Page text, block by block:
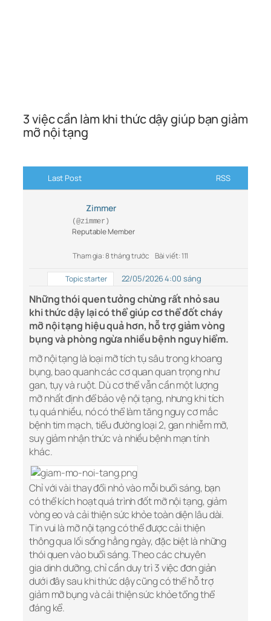
3 việc cần làm khi thức dậy giúp bạn giảm
mỡ nội tạng
Last Post RSS
Zimmer
(@zimmer)
Reputable Member
Tham gia: 8 tháng trước Bài viết: 111
Topic starter 22/05/2026 4:00 sáng
Những thói quen tưởng chừng rất nhỏ sau
khi thức dậy lại có thể giúp cơ thể đốt cháy
mỡ nội tạng hiệu quả hơn, hỗ trợ giảm vòng
bụng và phòng ngừa nhiều bệnh nguy hiểm.
mỡ nội tạnglà loại mỡ tích tụ sâu trong khoang
bụng, bao quanh các cơ quan quan trọng như
gan, tụy và ruột. Dù cơ thể vẫn cần một lượng
mỡ nhất định để bảo vệ nội tạng, nhưng khi tích
tụ quá nhiều, nó có thể làm tăng nguy cơ mắc
bệnh tim mạch, tiểu đường loại 2, gan nhiễm mỡ,
suy giảm nhận thức và nhiều bệnh mạn tính
khác.
Chỉ với vài thay đổi nhỏ vào mỗi buổi sáng, bạn
có thể kích hoạt quá trình đốt mỡ nội tạng, giảm
vòng eo và cải thiệnsức khỏetoàn diện lâu dài.
Tin vui là mỡ nội tạng có thể được cải thiện
thông qua lối sống hằng ngày, đặc biệt là những
thói quen vào buổi sáng. Theo cácchuyên
giadinh dưỡng, chỉ cần duy trì 3 việc đơn giản
dưới đây sau khi thức dậy cũng có thể hỗ trợ
giảm mỡ bụng và cải thiện sức khỏe tổng thể
đáng kể.